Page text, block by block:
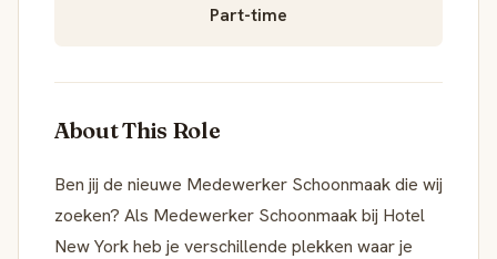
Part-time
About This Role
Ben jij de nieuwe Medewerker Schoonmaak die wij
zoeken? Als Medewerker Schoonmaak bij Hotel
New York heb je verschillende plekken waar je